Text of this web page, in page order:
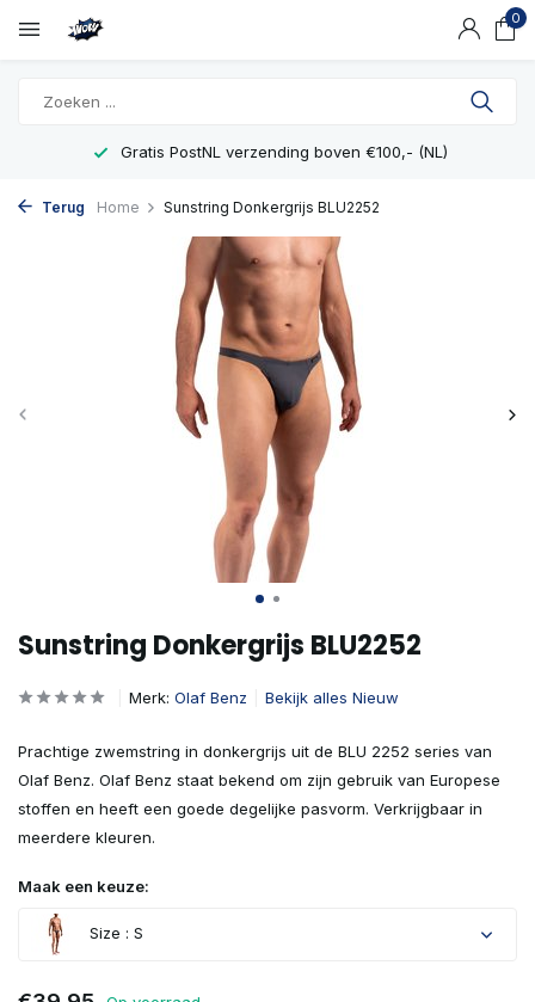
0
Gratis PostNL verzending boven €100,- (NL)
Terug Home Sunstring Donkergrijs BLU2252
Sunstring Donkergrijs BLU2252
Merk: Olaf Benz Bekijk alles Nieuw
Prachtige zwemstring in donkergrijs uit de BLU 2252 series van
Olaf Benz. Olaf Benz staat bekend om zijn gebruik van Europese
stoffen en heeft een goede degelijke pasvorm. Verkrijgbaar in
meerdere kleuren.
Maak een keuze:
Size : S